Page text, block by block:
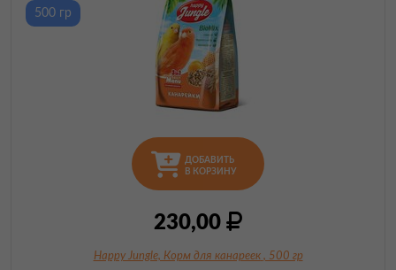
ДОБАВИТЬ
В КОРЗИНУ
230,00
500 гр
Happy Jungle, Корм для канареек , 500 гр